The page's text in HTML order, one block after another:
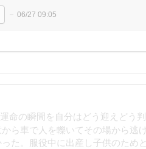
06/27 09:05
命の瞬間を自分はどう迎えどう
ら車で人を轢いてその場から逃
た。服役中に出産し子供のため